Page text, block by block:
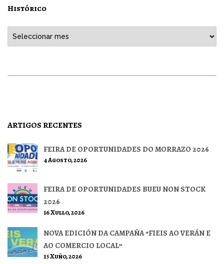
Histórico
ARTIGOS RECENTES
FEIRA DE OPORTUNIDADES DO MORRAZO 2026
4 Agosto, 2026
FEIRA DE OPORTUNIDADES BUEU NON STOCK
2026
16 Xullo, 2026
NOVA EDICIÓN DA CAMPAÑA “FIEIS AO VERÁN E
AO COMERCIO LOCAL”
15 Xuño, 2026